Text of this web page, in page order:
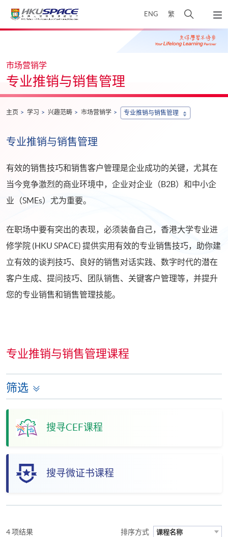
ENG 繁
开
搜
寻
弹
出
主
Main
市场营销学
专业推销与销售管理
主页 学习 兴趣范畴 市场营销学 专业推销与销售管理
专业推销与销售管理
有效的销售技巧和销售客户管理是企业成功的关键，尤其在
当今竞争激烈的商业环境中，企业对企业（B2B）和中小企
业（SMEs）尤为重要。
在职场中要有突出的表现，必须装备自己，香港大学专业进
修学院 (HKU SPACE) 提供实用有效的专业销售技巧，助你建
立有效的谈判技巧、良好的销售对话实践、数字时代的潜在
客户生成、提问技巧、团队销售、关键客户管理等，并提升
您的专业销售和销售管理技能。
专业推销与销售管理课程
筛选
搜寻CEF课程
搜寻微证书课程
4 项结果 排序方式 课程名称